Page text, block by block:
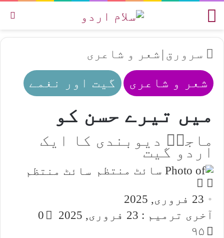
سرورق | شعر و شاعری
شعر و شاعری گیت اور نغمے
میں تیرے حسن کو
ماجدؔ دیوبندی کا ایک
اردو گیت
سائٹ منتظم
Follow
on
X
an
email
23 فروری, 2025
آخری ترمیم : 23 فروری, 2025
0
۹۵